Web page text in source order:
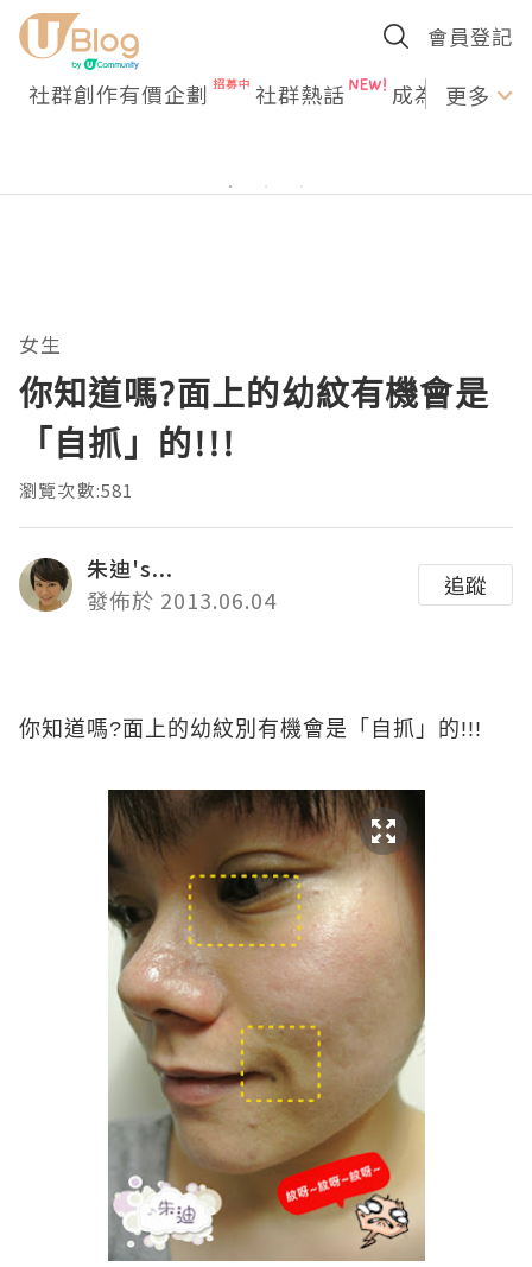
會員登記
社群創作有價企劃 社群熱話 成為U更多
女生
你知道嗎?面上的幼紋有機會是
「自抓」的!!!
瀏覽次數:581
朱迪's...
發佈於 2013.06.04
追蹤
你知道嗎?面上的幼紋別有機會是「自抓」的!!!